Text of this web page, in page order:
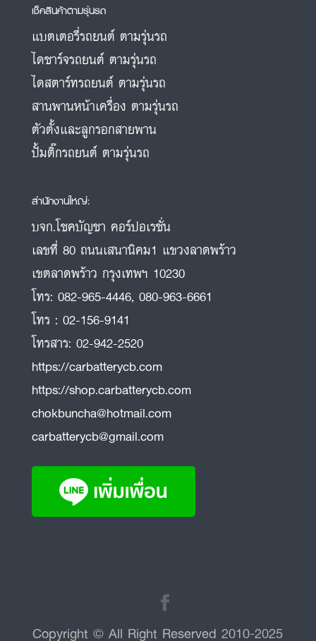
เช็คสินค้าตามรุ่นรถ
แบตเตอรี่รถยนต์ ตามรุ่นรถ
ไดชาร์จรถยนต์ ตามรุ่นรถ
ไดสตาร์ทรถยนต์ ตามรุ่นรถ
สานพานหน้าเครื่อง ตามรุ่นรถ
ตัวตั้งและลูกรอกสายพาน
ปั้มติ๊กรถยนต์ ตามรุ่นรถ
สำนักงานใหญ่:
บจก.โชคบัญชา คอร์ปอเรชั่น
เลขที่ 80 ถนนเสนานิคม1 แขวงลาดพร้าว
เขตลาดพร้าว กรุงเทพฯ 10230
โทร: 082-965-4446, 080-963-6661
โทร : 02-156-9141
โทรสาร: 02-942-2520
https://carbatterycb.com
https://shop.carbatterycb.com
chokbuncha@hotmail.com
carbatterycb@gmail.com
Copyright © All Right Reserved 2010-2025